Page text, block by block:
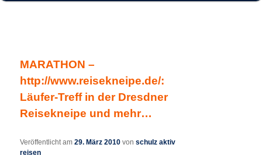
wechseln
MARATHON –
http://www.reisekneipe.de/:
Läufer-Treff in der Dresdner
Reisekneipe und mehr…
Veröffentlicht am29. März 2010 vonschulz aktiv
reisen